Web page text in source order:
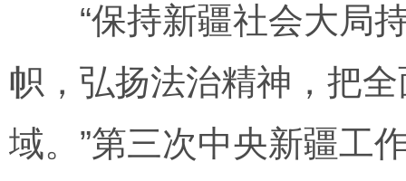
“保持新疆社会大局持
帜，弘扬法治精神，把
域。”第三次中央新疆工